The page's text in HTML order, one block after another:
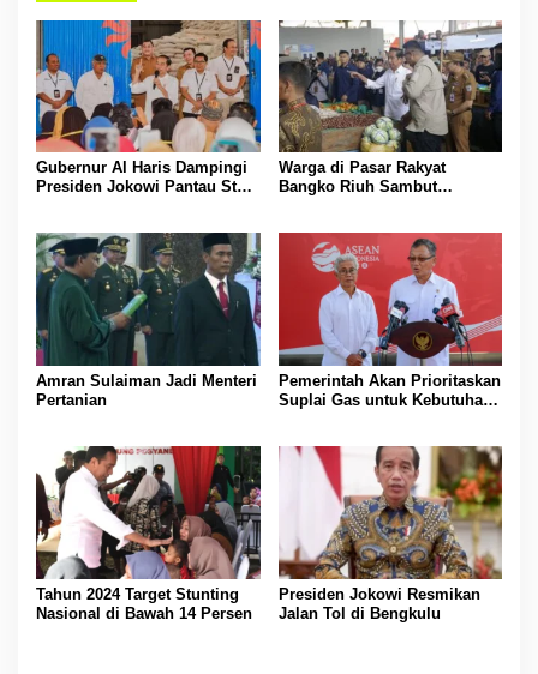
Gubernur Al Haris Dampingi
Presiden Jokowi Pantau Stok
Warga di Pasar Rakyat
Bangko Riuh Sambut
Amran Sulaiman Jadi Menteri
Pertanian
Pemerintah Akan Prioritaskan
Suplai Gas untuk Kebutuhan
Tahun 2024 Target Stunting
Nasional di Bawah 14 Persen
Presiden Jokowi Resmikan
Jalan Tol di Bengkulu